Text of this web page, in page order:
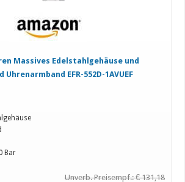
Massives Edelstahlgehäuse und
EFR-552D-1AVUEF
Bar
Unverb. Preisempf.: € 131,18